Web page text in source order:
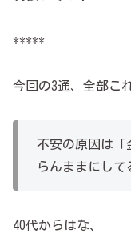
*****
今回の3通、全部こ
不安の原因は「
らんままにして
40代からはな、